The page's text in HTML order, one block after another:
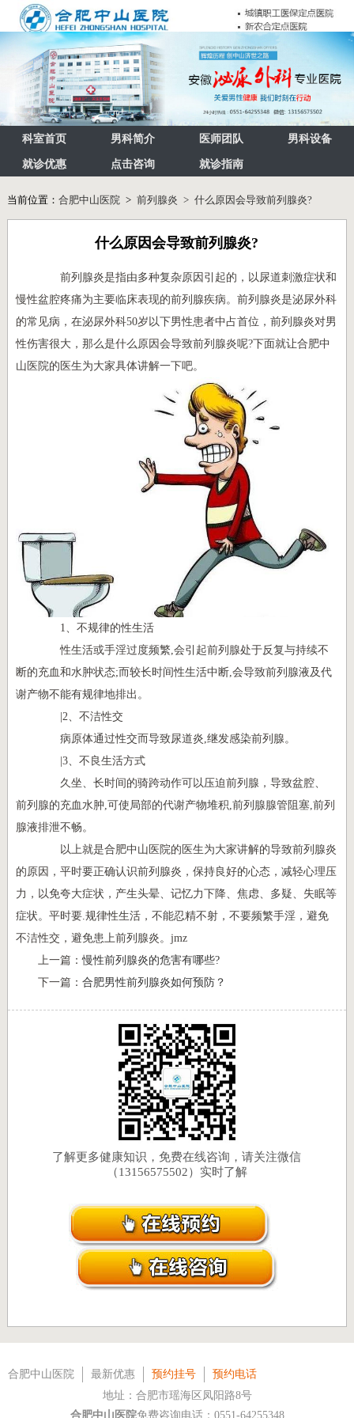
科室首页 男科简介 医师团队 男科设备
就诊优惠 点击咨询 就诊指南
当前位置： 合肥中山医院> 前列腺炎 > 什么原因会导致前列腺炎?
什么原因会导致前列腺炎?
前列腺炎是指由多种复杂原因引起的，以尿道刺激症状和
慢性盆腔疼痛为主要临床表现的前列腺疾病。前列腺炎是泌尿外科
的常见病，在泌尿外科50岁以下男性患者中占首位，前列腺炎对男
性伤害很大，那么是什么原因会导致前列腺炎呢?下面就让合肥中
山医院的医生为大家具体讲解一下吧。
1、不规律的性生活
性生活或手淫过度频繁,会引起前列腺处于反复与持续不
断的充血和水肿状态;而较长时间性生活中断,会导致前列腺液及代
谢产物不能有规律地排出。
|2、不洁性交
病原体通过性交而导致尿道炎,继发感染前列腺。
|3、不良生活方式
久坐、长时间的骑跨动作可以压迫前列腺，导致盆腔、
前列腺的充血水肿,可使局部的代谢产物堆积,前列腺腺管阻塞,前列
腺液排泄不畅。
以上就是合肥中山医院的医生为大家讲解的导致前列腺炎
的原因，平时要正确认识前列腺炎，保持良好的心态，减轻心理压
力，以免夸大症状，产生头晕、记忆力下降、焦虑、多疑、失眠等
症状。平时要.规律性生活，不能忍精不射，不要频繁手淫，避免
不洁性交，避免患上前列腺炎。jmz
上一篇：慢性前列腺炎的危害有哪些?
下一篇： 合肥男性前列腺炎如何预防？
了解更多健康知识，免费在线咨询，请关注微信
（13156575502）实时了解
合肥中山医院 最新优惠 预约挂号
预约电话
地址：合肥市瑶海区凤阳路8号
合肥中山医院免费咨询电话：0551-64255348